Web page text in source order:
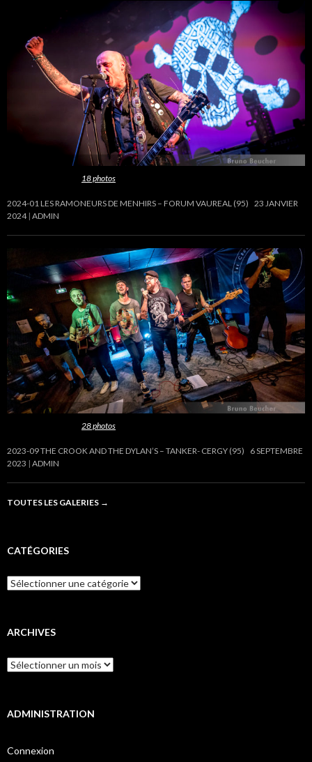
18 photos
2024-01 LES RAMONEURS DE MENHIRS – FORUM VAUREAL (95) 23 JANVIER
2024 ADMIN
28 photos
2023-09 THE CROOK AND THE DYLAN’S – TANKER- CERGY (95)
6 SEPTEMBRE
2023 ADMIN
TOUTES LES GALERIES →
CATÉGORIES
Catégories
ARCHIVES
Archives
ADMINISTRATION
Connexion